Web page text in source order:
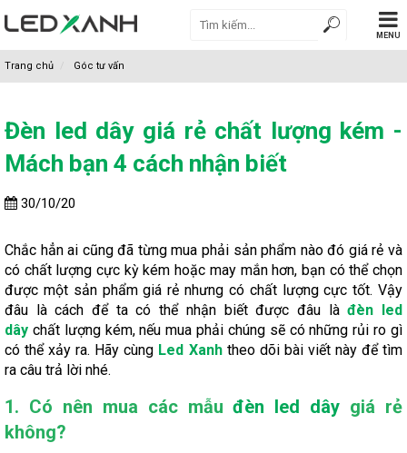
MENU
Trang chủ Góc tư vấn
Đèn led dây giá rẻ chất lượng kém -
Mách bạn 4 cách nhận biết
30/10/20
Chắc hẳn ai cũng đã từng mua phải sản phẩm nào đó giá rẻ và
có chất lượng cực kỳ kém hoặc may mắn hơn, bạn có thể chọn
được một sản phẩm giá rẻ nhưng có chất lượng cực tốt. Vậy
đâu là cách để ta có thể nhận biết được đâu làđèn led
dây chất lượng kém, nếu mua phải chúng sẽ có những rủi ro gì
có thể xảy ra. Hãy cùng Led Xanhtheo dõi bài viết này để tìm
ra câu trả lời nhé.
1. Có nên mua các mẫuđèn led dây giá rẻ
không?